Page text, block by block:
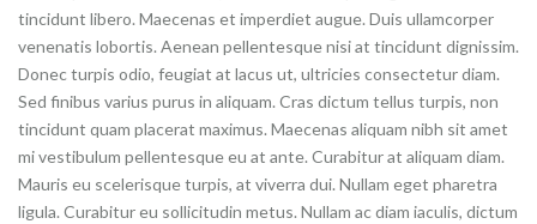
tincidunt libero. Maecenas et imperdiet augue. Duis ullamcorper
venenatis lobortis. Aenean pellentesque nisi at tincidunt dignissim.
Donec turpis odio, feugiat at lacus ut, ultricies consectetur diam.
Sed finibus varius purus in aliquam. Cras dictum tellus turpis, non
tincidunt quam placerat maximus. Maecenas aliquam nibh sit amet
mi vestibulum pellentesque eu at ante. Curabitur at aliquam diam.
Mauris eu scelerisque turpis, at viverra dui. Nullam eget pharetra
ligula. Curabitur eu sollicitudin metus. Nullam ac diam iaculis, dictum